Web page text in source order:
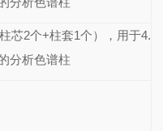
芯2个+柱套1个），用于4.
分析色谱柱